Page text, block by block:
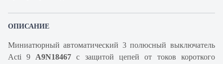
ОПИСАНИЕ
Миниатюрный автоматический 3 полюсный выключатель
Acti 9 A9N18467 с защитой цепей от токов короткого